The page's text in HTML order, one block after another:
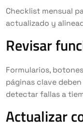
Checklist mensual
actualizado y
Revisar
Formularios,
páginas clave
detectar fallas a
Actualizar